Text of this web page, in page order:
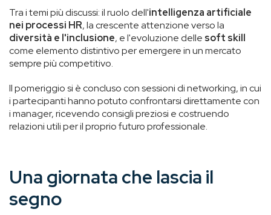
Tra i temi più discussi: il ruolo dell'intelligenza artificiale
nei processi HR, la crescente attenzione verso la
diversità e l'inclusione, e l'evoluzione delle soft skill
come elemento distintivo per emergere in un mercato
sempre più competitivo.
Il pomeriggio si è concluso con sessioni di networking, in cui
i partecipanti hanno potuto confrontarsi direttamente con
i manager, ricevendo consigli preziosi e costruendo
relazioni utili per il proprio futuro professionale.
Una giornata che lascia il
segno